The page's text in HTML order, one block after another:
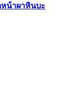
หน้าผาหินบะ